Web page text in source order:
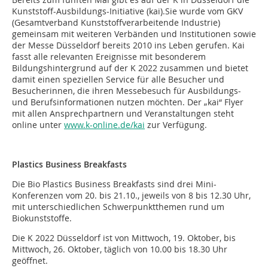
Kunststoff-Ausbildungs-Initiative (kai).Sie wurde vom GKV
(Gesamtverband Kunststoffverarbeitende Industrie)
gemeinsam mit weiteren Verbänden und Institutionen sowie
der Messe Düsseldorf bereits 2010 ins Leben gerufen. Kai
fasst alle relevanten Ereignisse mit besonderem
Bildungshintergrund auf der K 2022 zusammen und bietet
damit einen speziellen Service für alle Besucher und
Besucherinnen, die ihren Messebesuch für Ausbildungs-
und Berufsinformationen nutzen möchten. Der „kai“ Flyer
mit allen Ansprechpartnern und Veranstaltungen steht
online unter www.k-online.de/kai zur Verfügung.
Plastics Business Breakfasts
Die Bio Plastics Business Breakfasts sind drei Mini-
Konferenzen vom 20. bis 21.10., jeweils von 8 bis 12.30 Uhr,
mit unterschiedlichen Schwerpunktthemen rund um
Biokunststoffe.
Die K 2022 Düsseldorf ist von Mittwoch, 19. Oktober, bis
Mittwoch, 26. Oktober, täglich von 10.00 bis 18.30 Uhr
geöffnet.